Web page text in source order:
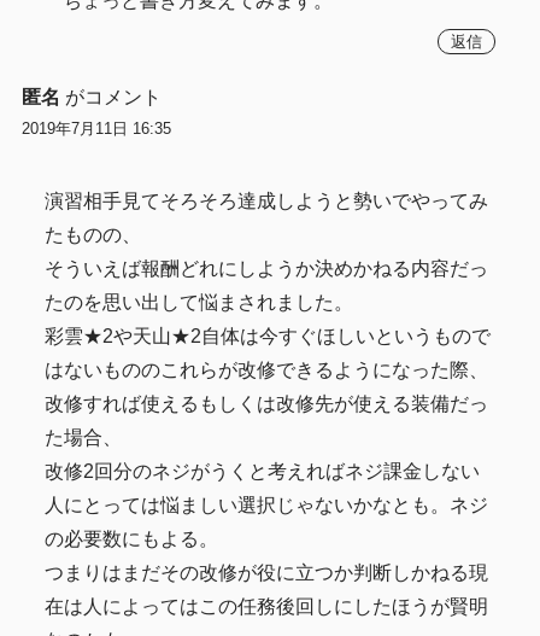
返信
匿名 がコメント
2019年7月11日 16:35
演習相手見てそろそろ達成しようと勢いでやってみ
たものの、
そういえば報酬どれにしようか決めかねる内容だっ
たのを思い出して悩まされました。
彩雲★2や天山★2自体は今すぐほしいというもので
はないもののこれらが改修できるようになった際、
改修すれば使えるもしくは改修先が使える装備だっ
た場合、
改修2回分のネジがうくと考えればネジ課金しない
人にとっては悩ましい選択じゃないかなとも。ネジ
の必要数にもよる。
つまりはまだその改修が役に立つか判断しかねる現
在は人によってはこの任務後回しにしたほうが賢明